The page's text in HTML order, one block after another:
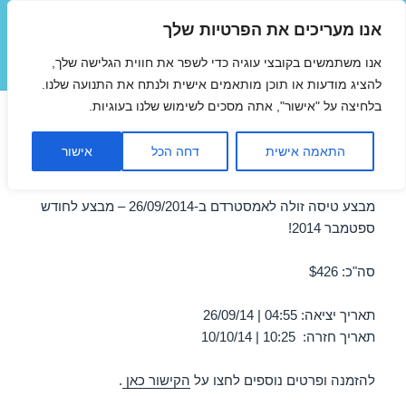
אנו מעריכים את הפרטיות שלך
אנו משתמשים בקובצי עוגיה כדי לשפר את חווית הגלישה שלך,
להציג מודעות או תוכן מותאמים אישית ולנתח את התנועה שלנו.
בלחיצה על "אישור", אתה מסכים לשימוש שלנו בעוגיות.
התאמה אישית דחה הכל אישור
תפריטים
ווידג'טים
טיסה לאמסטרדם 26/09/2014
במבצע
מבצע טיסה זולה לאמסטרדם ב-26/09/2014 – מבצע לחודש
ספטמבר 2014!
סה"כ: $426
תאריך יציאה: 04:55 | 26/09/14
תאריך חזרה: 10:25 | 10/10/14
להזמנה ופרטים נוספים לחצו על הקישור כאן .